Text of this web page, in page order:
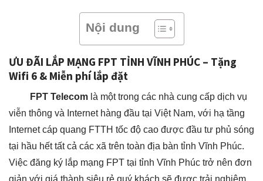
Nội dung
ƯU ĐÃI LẮP MẠNG FPT TỈNH VĨNH PHÚC – Tặng
Wifi 6 & Miễn phí lắp đặt
FPT Telecom là một trong các nhà cung cấp dịch vụ
viễn thông và Internet hàng đầu tại Việt Nam, với hạ tầng
Internet cáp quang FTTH tốc độ cao được đầu tư phủ sóng
tại hầu hết tất cả các xã trên toàn địa bàn tỉnh Vĩnh Phúc.
Việc đăng ký lắp mạng FPT tại tỉnh Vĩnh Phúc trở nên đơn
giản với giá thành siêu rẻ quý khách sẽ được trải nghiệm